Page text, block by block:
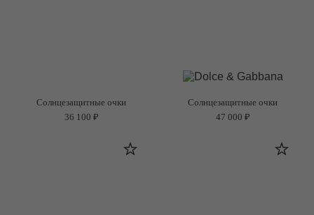
Солнцезащитные очки
36 100 ₽
Солнцезащитные очки
47 000 ₽